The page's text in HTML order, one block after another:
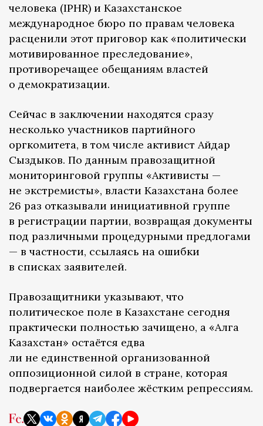
человека (IPHR) и Казахстанское
международное бюро по правам человека
расценили этот приговор как «политически
мотивированное преследование»,
противоречащее обещаниям властей
о демократизации.
Сейчас в заключении находятся сразу
несколько участников партийного
оргкомитета, в том числе активист Айдар
Сыздыков. По данным правозащитной
мониторинговой группы «Активисты —
не экстремисты», власти Казахстана более
26 раз отказывали инициативной группе
в регистрации партии, возвращая документы
под различными процедурными предлогами
— в частности, ссылаясь на ошибки
в списках заявителей.
Правозащитники указывают, что
политическое поле в Казахстане сегодня
практически полностью зачищено, а «Алга
Казахстан» остаётся едва
ли не единственной организованной
оппозиционной силой в стране, которая
подвергается наиболее жёстким репрессиям.